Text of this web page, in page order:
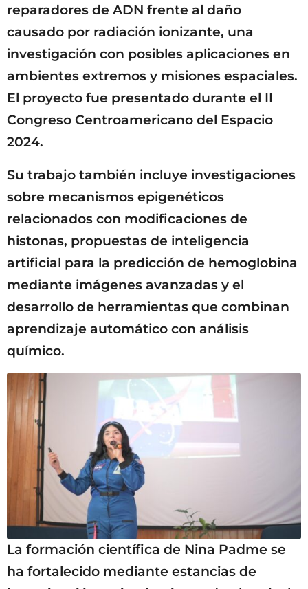
reparadores de ADN frente al daño
causado por radiación ionizante, una
investigación con posibles aplicaciones en
ambientes extremos y misiones espaciales.
El proyecto fue presentado durante el II
Congreso Centroamericano del Espacio
2024.
Su trabajo también incluye investigaciones
sobre mecanismos epigenéticos
relacionados con modificaciones de
histonas, propuestas de inteligencia
artificial para la predicción de hemoglobina
mediante imágenes avanzadas y el
desarrollo de herramientas que combinan
aprendizaje automático con análisis
químico.
La formación científica de Nina Padme se
ha fortalecido mediante estancias de